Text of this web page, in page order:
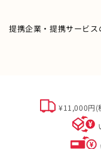
メールマガジン
て
ご利用ガイド
個人情報について
ソーシャルメディア
提携企業・提携サービ
¥11,000円(